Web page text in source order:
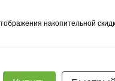
накопительной